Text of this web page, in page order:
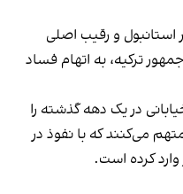
استانبول و رقیب اصلی
ترکیه، به اتهام فساد
در یک دهه گذشته را
می‌کنند که با نفوذ در
کرده است.